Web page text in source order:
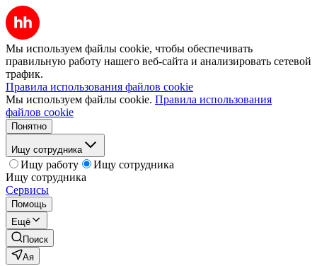
Мы используем файлы cookie, чтобы обеспечивать
правильную работу нашего веб-сайта и анализировать сетевой
трафик.
Правила использования файлов cookie
Мы используем файлы cookie. Правила использования
файлов cookie
Понятно
Ищу сотрудника
Ищу работу
Ищу сотрудника
Ищу сотрудника
Сервисы
Помощь
Ещё
Поиск
Ая